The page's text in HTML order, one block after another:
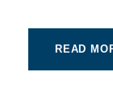
READ